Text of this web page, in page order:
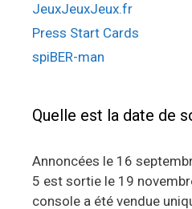
JeuxJeuxJeux.fr
Press Start Cards
spiBER-man
Quelle est la date de
Annoncées le 16
5 est sortie le 19
console a été vendue